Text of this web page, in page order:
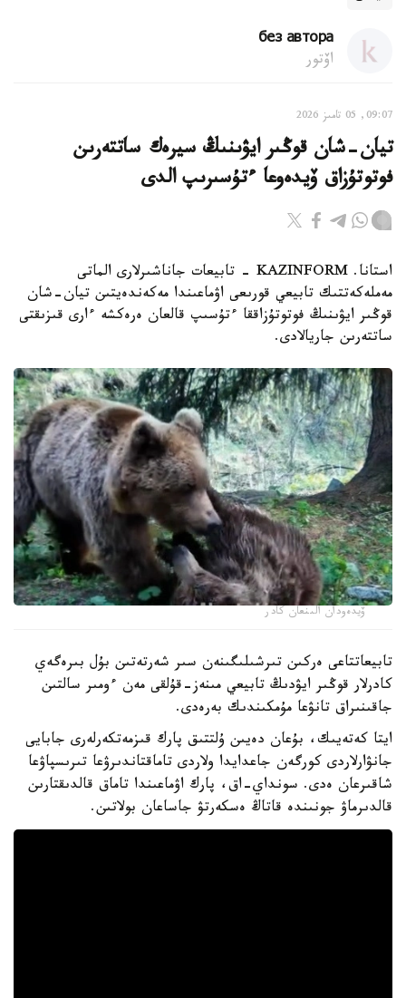
без автора
اۆتور
09:07, 05 تامىز 2026
تيان-شان قوڭىر ايۋىنىڭ سيرەك ساتتەرىن
فوتوتۇزاق ۆيدەوعا ءتۇسىرىپ الدى
استانا. KAZINFORM - تابيعات جاناشىرلارى الماتى
مەملەكەتتىك تابيعي قورىعى اۋماعىندا مەكەندەيتىن تيان-شان
قوڭىر ايۋىنىڭ فوتوتۇزاققا ءتۇسىپ قالعان ەرەكشە ءارى قىزىقتى
ساتتەرىن جاريالادى.
ۆيدەودان الىنعان كادر
تابيعاتتاعى ەركىن تىرشىلىگىنەن سىر شەرتەتىن بۇل بىرەگەي
كادرلار قوڭىر ايۋدىڭ تابيعي مىنەز-قۇلقى مەن ءومىر سالتىن
جاقىنىراق تانۋعا مۇمكىندىك بەرەدى.
ايتا كەتەيىك، بۇعان دەيىن ۇلتتىق پارك قىزمەتكەرلەرى جابايى
جانۋارلاردى كورگەن جاعدايدا ولاردى تاماقتاندىرۋعا تىرىسپاۋعا
شاقىرعان ەدى. سونداي-اق، پارك اۋماعىندا تاماق قالدىقتارىن
قالدىرماۋ جونىندە قاتاڭ ەسكەرتۋ جاساعان بولاتىن.